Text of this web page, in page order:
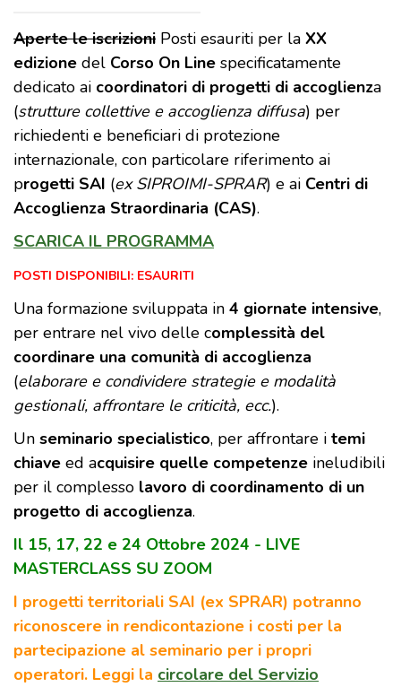
Aperte le iscrizioni Posti esauriti per la XX
edizione del Corso On Line specificatamente
dedicato ai coordinatori di progetti di accoglienza
(strutture collettive e accoglienza diffusa) per
richiedenti e beneficiari di protezione
internazionale, con particolare riferimento ai
progetti SAI (ex SIPROIMI-SPRAR) e ai Centri di
Accoglienza Straordinaria (CAS).
SCARICA IL PROGRAMMA
POSTI DISPONIBILI: ESAURITI
Una formazione sviluppata in 4 giornate intensive,
per entrare nel vivo delle complessità del
coordinare una comunità di accoglienza
(elaborare e condividere strategie e modalità
gestionali, affrontare le criticità, ecc.).
Un seminario specialistico, per affrontare i temi
chiave ed acquisire quelle competenze ineludibili
per il complesso lavoro di coordinamento di un
progetto di accoglienza.
Il 15, 17, 22 e 24 Ottobre 2024 - LIVE
MASTERCLASS SU ZOOM
I progetti territoriali SAI (ex SPRAR) potranno
riconoscere in rendicontazione i costi per la
partecipazione al seminario per i propri
operatori. Leggi la circolare del Servizio